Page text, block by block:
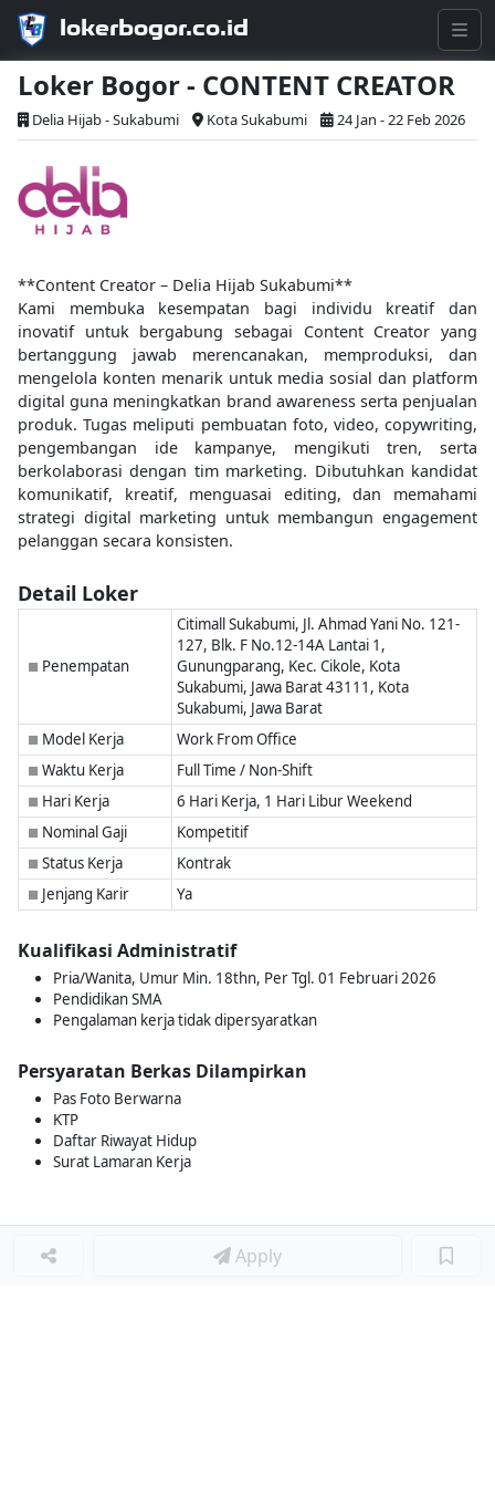
lokerbogor.co.id
Loker Bogor - CONTENT CREATOR
Delia Hijab - Sukabumi Kota Sukabumi 24 Jan - 22 Feb 2026
**Content Creator – Delia Hijab Sukabumi**
Kami membuka kesempatan bagi individu kreatif dan
inovatif untuk bergabung sebagai Content Creator yang
bertanggung jawab merencanakan, memproduksi, dan
mengelola konten menarik untuk media sosial dan platform
digital guna meningkatkan brand awareness serta penjualan
produk. Tugas meliputi pembuatan foto, video, copywriting,
pengembangan ide kampanye, mengikuti tren, serta
berkolaborasi dengan tim marketing. Dibutuhkan kandidat
komunikatif, kreatif, menguasai editing, dan memahami
strategi digital marketing untuk membangun engagement
pelanggan secara konsisten.
Detail Loker
■ Penempatan
Citimall Sukabumi, Jl. Ahmad Yani No. 121-
127, Blk. F No.12-14A Lantai 1,
Gunungparang, Kec. Cikole, Kota
Sukabumi, Jawa Barat 43111, Kota
Sukabumi, Jawa Barat
■ Model Kerja Work From Office
■ Waktu Kerja Full Time / Non-Shift
■ Hari Kerja 6 Hari Kerja, 1 Hari Libur Weekend
■ Nominal Gaji Kompetitif
■ Status Kerja Kontrak
■ Jenjang Karir Ya
Kualifikasi Administratif
Pria/Wanita, Umur Min. 18thn, Per Tgl. 01 Februari 2026
Pendidikan SMA
Pengalaman kerja tidak dipersyaratkan
Persyaratan Berkas Dilampirkan
Pas Foto Berwarna
KTP
Daftar Riwayat Hidup
Surat Lamaran Kerja
Apply